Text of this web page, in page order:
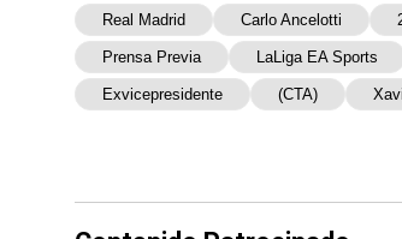
Real Madrid Carlo Ancelotti
Prensa Previa LaLiga EA Sports
Exvicepresidente (CTA)